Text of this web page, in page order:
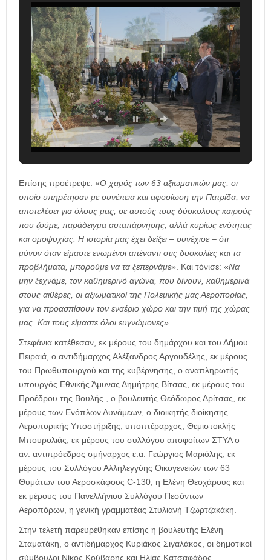
Επίσης προέτρεψε: «Ο χαμός των 63 αξιωματικών μας, οι
οποίο υπηρέτησαν με συνέπεια και αφοσίωση την Πατρίδα, να
αποτελέσει για όλους μας, σε αυτούς τους δύσκολους καιρούς
που ζούμε, παράδειγμα αυταπάρνησης, αλλά κυρίως ενότητας
και ομοψυχίας. Η ιστορία μας έχει δείξει – συνέχισε – ότι
μόνον όταν είμαστε ενωμένοι απέναντι στις δυσκολίες και τα
προβλήματα, μπορούμε να τα ξεπερνάμε». Και τόνισε: «Να
μην ξεχνάμε, τον καθημερινό αγώνα, που δίνουν, καθημερινά
στους αιθέρες, οι αξιωματικοί της Πολεμικής μας Αεροπορίας,
για να προασπίσουν τον εναέριο χώρο και την τιμή της χώρας
μας. Και τους είμαστε όλοι ευγνώμονες».
Στεφάνια κατέθεσαν, εκ μέρους του δημάρχου και του Δήμου
Πειραιά, ο αντιδήμαρχος Αλέξανδρος Αργουδέλης, εκ μέρους
του Πρωθυπουργού και της κυβέρνησης, ο αναπληρωτής
υπουργός Εθνικής Άμυνας Δημήτρης Βίτσας, εκ μέρους του
Προέδρου της Βουλής , ο βουλευτής Θεόδωρος Δρίτσας, εκ
μέρους των Ενόπλων Δυνάμεων, ο διοικητής διοίκησης
Αεροπορικής Υποστήριξης, υποπτέραρχος, Θεμιστοκλής
Μπουρολιάς, εκ μέρους του συλλόγου αποφοίτων ΣΤΥΑ ο
αν. αντιπρόεδρος σμήναρχος ε.α. Γεώργιος Μαριόλης, εκ
μέρους του Συλλόγου Αλληλεγγύης Οικογενειών των 63
Θυμάτων του Αεροσκάφους C-130, η Ελένη Θεοχάρους και
εκ μέρους του Πανελλήνιου Συλλόγου Πεσόντων
Αεροπόρων, η γενική γραμματέας Στυλιανή Τζωρτζακάκη.
Στην τελετή παρευρέθηκαν επίσης η βουλευτής Ελένη
Σταματάκη, ο αντιδήμαρχος Κυριάκος Σιγαλάκος, οι δημοτικοί
σύμβουλοι Νίκος Κούβαρης και Ηλίας Κατσαφάδος.